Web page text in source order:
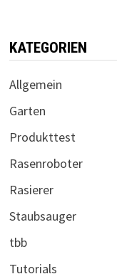
KATEGORIEN
Allgemein
Garten
Produkttest
Rasenroboter
Rasierer
Staubsauger
tbb
Tutorials